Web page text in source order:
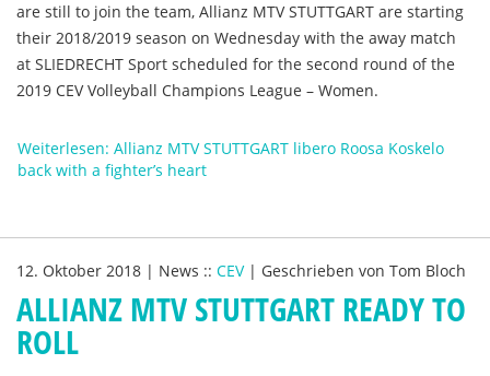
are still to join the team, Allianz MTV STUTTGART are starting
their 2018/2019 season on Wednesday with the away match
at SLIEDRECHT Sport scheduled for the second round of the
2019 CEV Volleyball Champions League – Women.
Weiterlesen: Allianz MTV STUTTGART libero Roosa Koskelo
back with a fighter’s heart
12. Oktober 2018 | News :: CEV | Geschrieben von Tom Bloch
ALLIANZ MTV STUTTGART READY TO
ROLL